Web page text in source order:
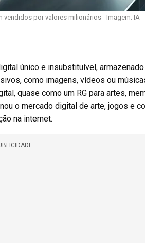
vendidos por valores milionários - Imagem: IA
único e insubstituível,
como imagens, vídeos ou
quase como um RG para artes,
o mercado digital de arte, jogos e
na internet.